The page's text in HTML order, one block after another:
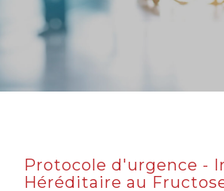
Protocole d'urgence -
Héréditaire au